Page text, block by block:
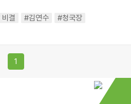
결 #김연수 #청국장
1